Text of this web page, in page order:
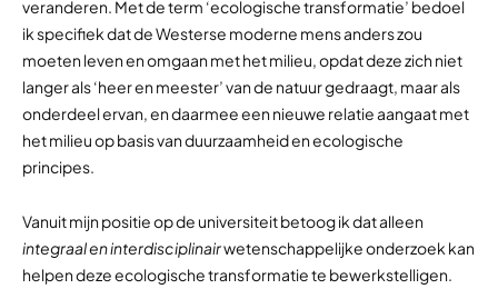
veranderen. Met de term ‘ecologische transformatie’ bedoel
ik specifiek dat de Westerse moderne mens anders zou
moeten leven en omgaan met het milieu, opdat deze zich niet
langer als ‘heer en meester’ van de natuur gedraagt, maar als
onderdeel ervan, en daarmee een nieuwe relatie aangaat met
het milieu op basis van duurzaamheid en ecologische
principes.
Vanuit mijn positie op de universiteit betoog ik dat alleen
integraal en interdisciplinairwetenschappelijke onderzoek kan
helpen deze ecologische transformatie te bewerkstelligen.